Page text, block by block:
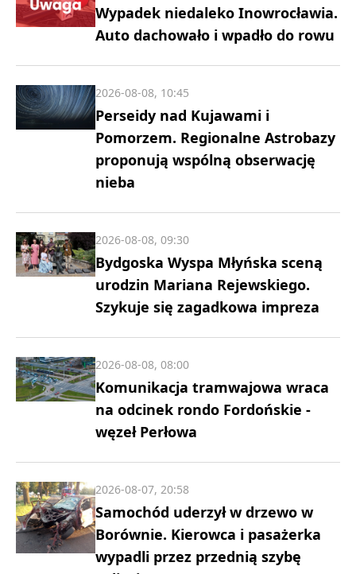
Wypadek niedaleko Inowrocławia.
Auto dachowało i wpadło do rowu
Perseidy nad Kujawami i
Pomorzem. Regionalne Astrobazy
proponują wspólną obserwację
nieba
2026-08-08, 10:45
Bydgoska Wyspa Młyńska sceną
urodzin Mariana Rejewskiego.
Szykuje się zagadkowa impreza
2026-08-08, 09:30
Komunikacja tramwajowa wraca
na odcinek rondo Fordońskie -
węzeł Perłowa
2026-08-08, 08:00
Samochód uderzył w drzewo w
Borównie. Kierowca i pasażerka
wypadli przez przednią szybę
2026-08-07, 20:58